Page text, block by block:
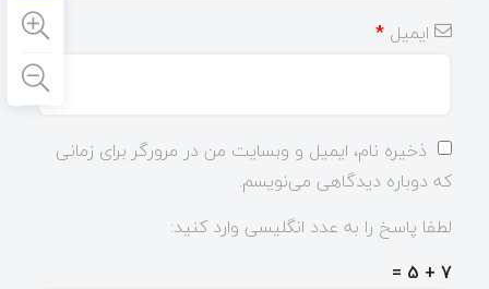
ایمیل *
ذخیره نام، ایمیل و وبسایت من در مرورگر برای زمانی
که دوباره دیدگاهی می‌نویسم.
لطفا پاسخ را به عدد انگلیسی وارد کنید:
7 + 5 =